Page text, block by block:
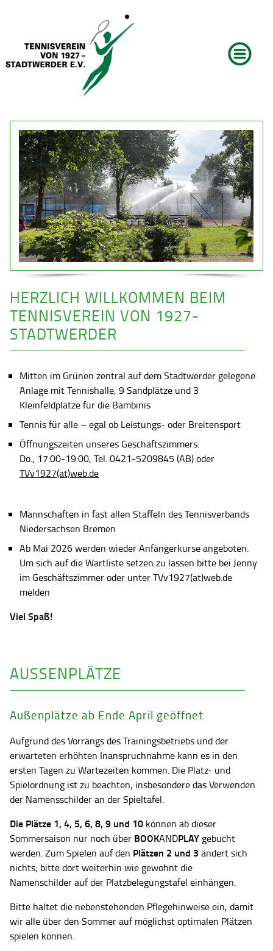
HERZLICH WILLKOMMEN BEIM
TENNISVEREIN VON 1927-
STADTWERDER
Mitten im Grünen zentral auf dem Stadtwerder gelegene
Anlage mit Tennishalle, 9 Sandplätze und 3
Kleinfeldplätze für die Bambinis
Tennis für alle – egal ob Leistungs- oder Breitensport
Öffnungszeiten unseres Geschäftszimmers:
Do., 17:00-19:00, Tel. 0421-5209845 (AB) oder
TVv1927(at)web.de
Mannschaften in fast allen Staffeln des Tennisverbands
Niedersachsen Bremen
Ab Mai 2026 werden wieder Anfängerkurse angeboten.
Um sich auf die Wartliste setzen zu lassen bitte bei Jenny
im Geschäftszimmer oder unter TVv1927(at)web.de
melden
Viel Spaß!
AUSSENPLÄTZE
Außenplätze ab Ende April geöffnet
Aufgrund des Vorrangs des Trainingsbetriebs und der
erwarteten erhöhten Inanspruchnahme kann es in den
ersten Tagen zu Wartezeiten kommen. Die Platz- und
Spielordnung ist zu beachten, insbesondere das Verwenden
der Namensschilder an der Spieltafel.
Die Plätze 1, 4, 5, 6, 8, 9 und 10 können ab dieser
Sommersaison nur noch über BOOKANDPLAY gebucht
werden. Zum Spielen auf den Plätzen 2 und 3 ändert sich
nichts; bitte dort weiterhin wie gewohnt die
Namenschilder auf der Platzbelegungstafel einhängen.
Bitte haltet die nebenstehenden Pflegehinweise ein, damit
wir alle über den Sommer auf möglichst optimalen Plätzen
spielen können.